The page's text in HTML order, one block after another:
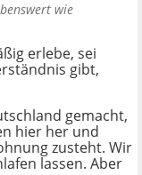
wie
erlebe, sei
gibt,
gemacht,
hier her und
zusteht. Wir
lassen. Aber